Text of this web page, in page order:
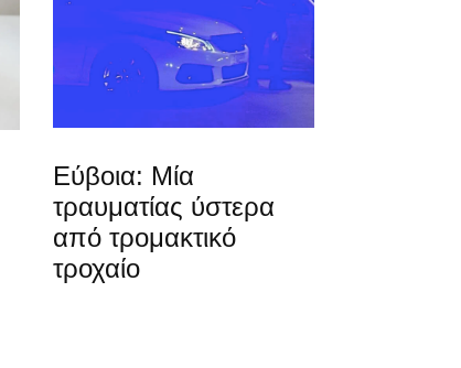
Εύβοια: Μία
τραυματίας ύστερα
από τρομακτικό
τροχαίο